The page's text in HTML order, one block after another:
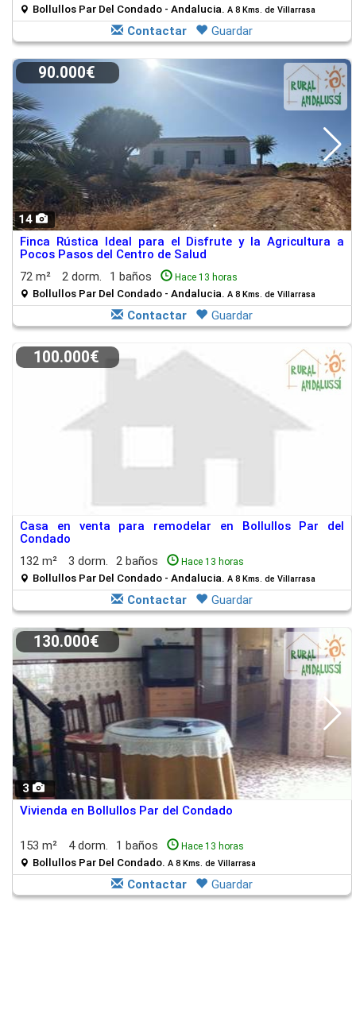
Bollullos Par Del Condado - Andalucia. A 8 Kms. de Villarrasa
Contactar Guardar
14
90.000€
Finca Rústica Ideal para el Disfrute y la Agricultura a
Pocos Pasos del Centro de Salud
72 m²
2 dorm. 1 baños Hace 13 horas
Bollullos Par Del Condado - Andalucia. A 8 Kms. de Villarrasa
Contactar Guardar
100.000€
Casa en venta para remodelar en Bollullos Par del
Condado
132 m²
3 dorm. 2 baños Hace 13 horas
Bollullos Par Del Condado - Andalucia. A 8 Kms. de Villarrasa
Contactar Guardar
3
130.000€
Vivienda en Bollullos Par del Condado
153 m² 4 dorm. 1 baños Hace 13 horas
Bollullos Par Del Condado. A 8 Kms. de Villarrasa
Contactar Guardar